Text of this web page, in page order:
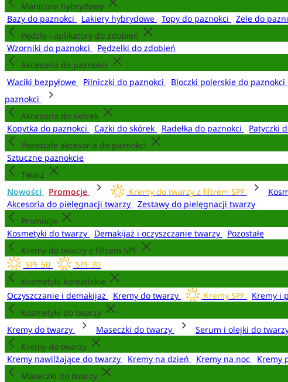
Manicure hybrydowy
Bazy do paznokci
Lakiery hybrydowe Topy do paznokci Żele do
Pędzle i aplikatory do zdobień
Wzorniki do paznokci
Pędzelki do zdobień
Akcesoria do paznokci
Waciki bezpyłowe
Pilniczki do paznokci Bloczki polerskie do paznokci
paznokci
Akcesoria do skórek
Kopytka do paznokci
Cążki do skórek Radełka do paznokci
Patyczki
Pozostałe akcesoria do paznokci
Sztuczne paznokcie
Twarz
Nowości
Promocje Kremy do twarzy z filtrem SPF
Akcesoria do pielęgnacji twarzy
Zestawy do pielęgnacji twarzy
Promocje
Kosmetyki do twarzy
Demakijaż i oczyszczanie twarzy
Pozostałe
Kremy do twarzy z filtrem SPF
SPF 50
SPF 30
Kosmetyki koreańskie
Oczyszczanie i demakijaż
Kremy do twarzy Kremy SPF Kremy i
Kosmetyki do twarzy
Kremy do twarzy
Maseczki do twarzy Serum i olejki do
Kremy do twarzy
Kremy nawilżające do twarzy
Kremy na dzień Kremy na noc Kremy
Maseczki do twarzy